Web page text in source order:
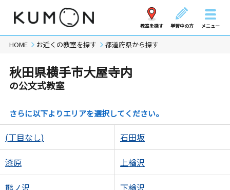
教室を探す 学習中の方 メニュー
HOME お近くの教室を探す 都道府県から探す
秋田県横手市大屋寺内
の公文式教室
さらに以下よりエリアを選択してください。
(丁目なし) 石田坂
漆原 上楢沢
熊ノ沢 下楢沢